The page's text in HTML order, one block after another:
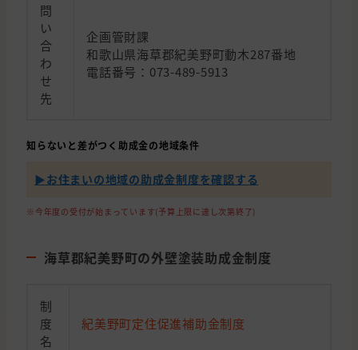
問
い
合
わ
せ
先
企画管財課
和歌山県海草郡紀美野町動木287番地
電話番号：073-489-5913
知らないと差がつく助成金の地域条件
▶︎お住まいの地域の助成金制度を確認する
※今年度の受付が始まっています(予算上限に達し次第終了)
海草郡紀美野町の外壁塗装助成金制度
制
度
名
紀美野町定住促進補助金制度